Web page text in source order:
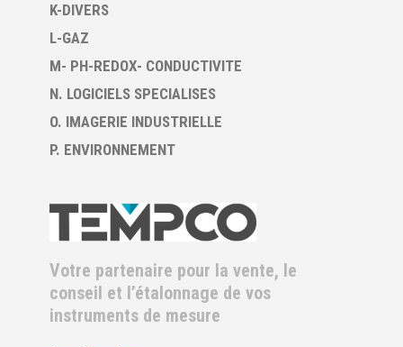
K-DIVERS
L-GAZ
M- PH-REDOX- CONDUCTIVITE
N. LOGICIELS SPECIALISES
O. IMAGERIE INDUSTRIELLE
P. ENVIRONNEMENT
Votre partenaire pour la vente, le
conseil et l’étalonnage de vos
instruments de mesure